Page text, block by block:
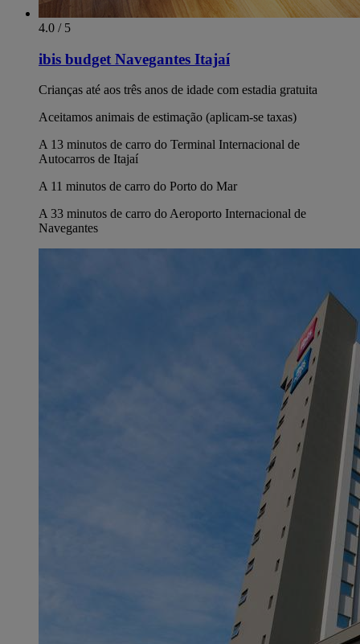
4.0 / 5
ibis budget Navegantes Itajaí
Crianças até aos três anos de idade com estadia gratuita
Aceitamos animais de estimação (aplicam-se taxas)
A 13 minutos de carro do Terminal Internacional de
Autocarros de Itajaí
A 11 minutos de carro do Porto do Mar
A 33 minutos de carro do Aeroporto Internacional de
Navegantes